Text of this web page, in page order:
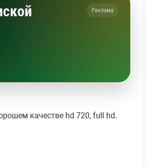
Реклама
качестве hd 720, full hd.